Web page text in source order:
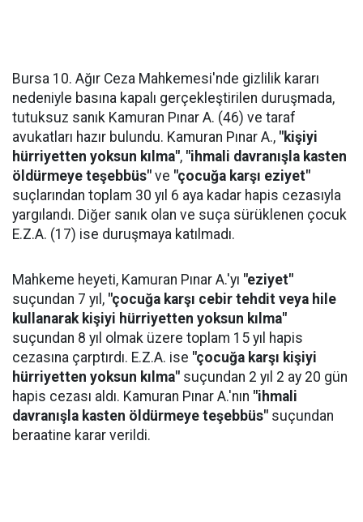
Bursa 10. Ağır Ceza Mahkemesi'nde gizlilik kararı
nedeniyle basına kapalı gerçekleştirilen duruşmada,
tutuksuz sanık Kamuran Pınar A. (46) ve taraf
avukatları hazır bulundu. Kamuran Pınar A., "kişiyi
hürriyetten yoksun kılma", "ihmali davranışla kasten
öldürmeye teşebbüs" ve "çocuğa karşı eziyet"
suçlarından toplam 30 yıl 6 aya kadar hapis cezasıyla
yargılandı. Diğer sanık olan ve suça sürüklenen çocuk
E.Z.A. (17) ise duruşmaya katılmadı.
Mahkeme heyeti, Kamuran Pınar A.'yı "eziyet"
suçundan 7 yıl, "çocuğa karşı cebir tehdit veya hile
kullanarak kişiyi hürriyetten yoksun kılma"
suçundan 8 yıl olmak üzere toplam 15 yıl hapis
cezasına çarptırdı. E.Z.A. ise "çocuğa karşı kişiyi
hürriyetten yoksun kılma" suçundan 2 yıl 2 ay 20 gün
hapis cezası aldı. Kamuran Pınar A.'nın "ihmali
davranışla kasten öldürmeye teşebbüs" suçundan
beraatine karar verildi.